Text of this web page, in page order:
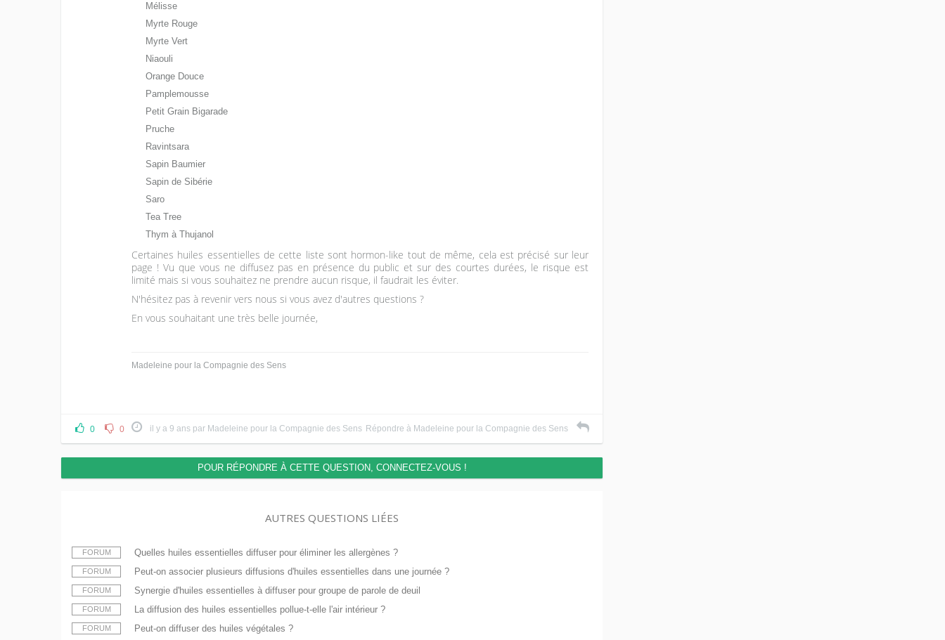
Mélisse
Myrte Rouge
Myrte Vert
Niaouli
Orange Douce
Pamplemousse
Petit Grain Bigarade
Pruche
Ravintsara
Sapin Baumier
Sapin de Sibérie
Saro
Tea Tree
Thym à Thujanol
Certaines huiles essentielles de cette liste sont hormon-like tout de même, cela est précisé sur leur
page ! Vu que vous ne diffusez pas en présence du public et sur des courtes durées, le risque est
limité mais si vous souhaitez ne prendre aucun risque, il faudrait les éviter.
N'hésitez pas à revenir vers nous si vous avez d'autres questions ?
En vous souhaitant une très belle journée,
Madeleine pour la Compagnie des Sens
0 0 il y a 9 ans par Madeleine pour la Compagnie des Sens Répondre à Madeleine pour la Compagnie des Sens
POUR RÉPONDRE À CETTE QUESTION, CONNECTEZ-VOUS !
AUTRES QUESTIONS LIÉES
FORUM Quelles huiles essentielles diffuser pour éliminer les allergènes ?
FORUM Peut-on associer plusieurs diffusions d'huiles essentielles dans une journée ?
FORUM Synergie d'huiles essentielles à diffuser pour groupe de parole de deuil
FORUM La diffusion des huiles essentielles pollue-t-elle l'air intérieur ?
FORUM Peut-on diffuser des huiles végétales ?